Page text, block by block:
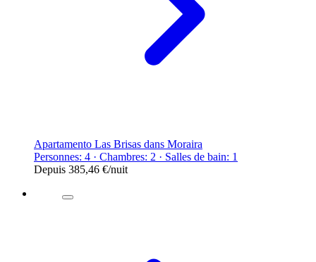
Apartamento Las Brisas dans Moraira
Personnes: 4 · Chambres: 2 · Salles de bain: 1
Depuis 385,46 €/nuit